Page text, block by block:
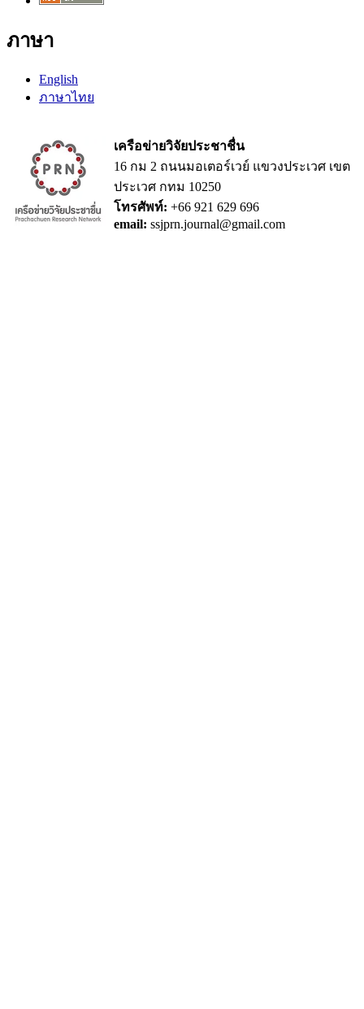
ภาษา
English
ภาษาไทย
เครือข่ายวิจัยประชาชื่น
16 กม 2 ถนนมอเตอร์เวย์ แขวงประเวศ เขต
ประเวศ กทม 10250
โทรศัพท์: +66 921 629 696
email: ssjprn.journal@gmail.com